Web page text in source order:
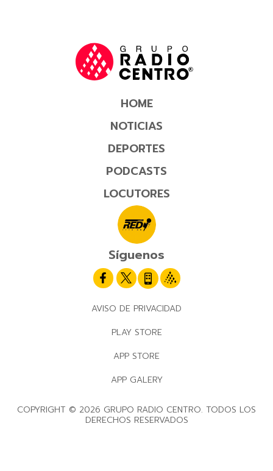
HOME
NOTICIAS
DEPORTES
PODCASTS
LOCUTORES
Síguenos
AVISO DE PRIVACIDAD
PLAY STORE
APP STORE
APP GALERY
COPYRIGHT © 2026 GRUPO RADIO CENTRO. TODOS LOS
DERECHOS RESERVADOS